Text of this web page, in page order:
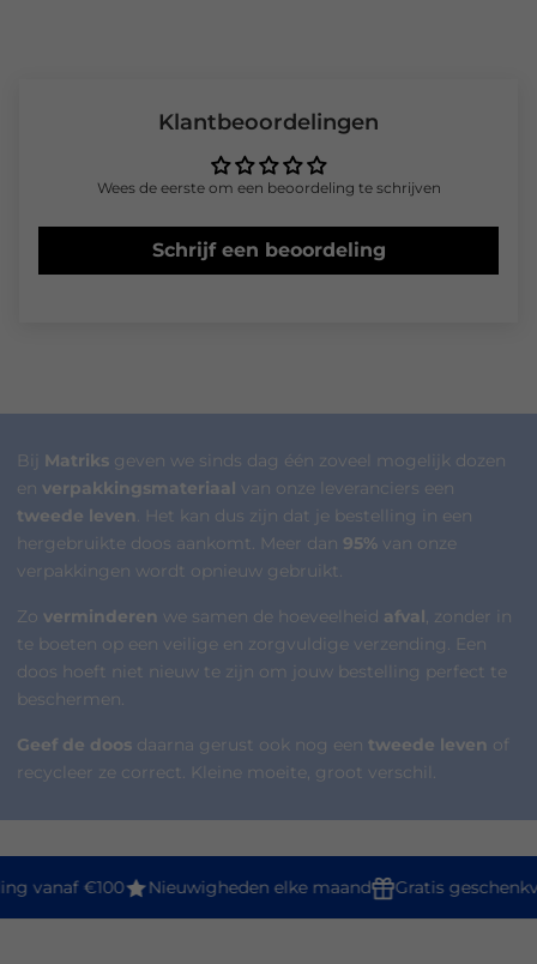
Klantbeoordelingen
Wees de eerste om een beoordeling te schrijven
Schrijf een beoordeling
Bij Matriks geven we sinds dag één zoveel mogelijk dozen
en verpakkingsmateriaal van onze leveranciers een
tweede leven. Het kan dus zijn dat je bestelling in een
hergebruikte doos aankomt. Meer dan 95% van onze
verpakkingen wordt opnieuw gebruikt.
Zo verminderen we samen de hoeveelheid afval, zonder in
te boeten op een veilige en zorgvuldige verzending. Een
doos hoeft niet nieuw te zijn om jouw bestelling perfect te
beschermen.
Geef de doos daarna gerust ook nog een tweede leven of
recycleer ze correct. Kleine moeite, groot verschil.
vanaf €100 Nieuwigheden elke maand Gratis